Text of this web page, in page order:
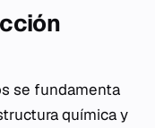
se fundamenta
química y